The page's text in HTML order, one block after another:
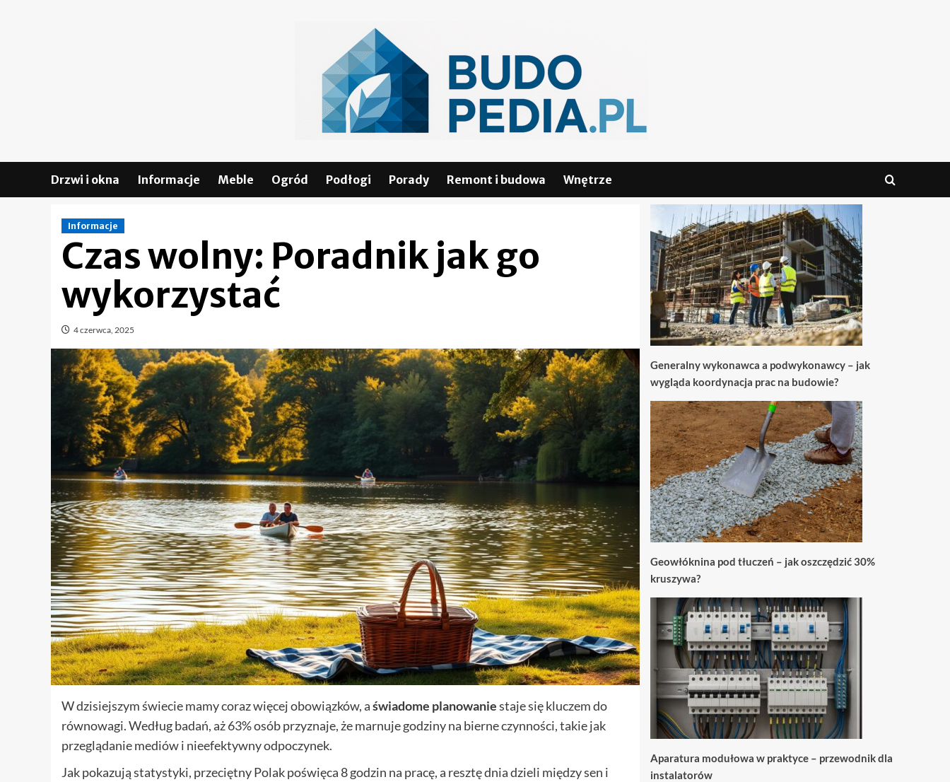
Drzwi i okna Informacje Meble Ogród Podłogi Porady Remont i budowa Wnętrze
Informacje
Czas wolny: Poradnik jak go
wykorzystać
4 czerwca, 2025
W dzisiejszym świecie mamy coraz więcej obowiązków, aświadome planowaniestaje się kluczem do
równowagi. Według badań, aż 63% osób przyznaje, że marnuje godziny na bierne czynności, takie jak
przeglądanie mediów i nieefektywny odpoczynek.
Jak pokazują statystyki, przeciętny Polak poświęca 8 godzin na pracę, a resztę dnia dzieli między sen i
Generalny wykonawca a podwykonawcy – jak
wygląda koordynacja prac na budowie?
Geowłóknina pod tłuczeń – jak oszczędzić 30%
kruszywa?
Aparatura modułowa w praktyce – przewodnik dla
instalatorów